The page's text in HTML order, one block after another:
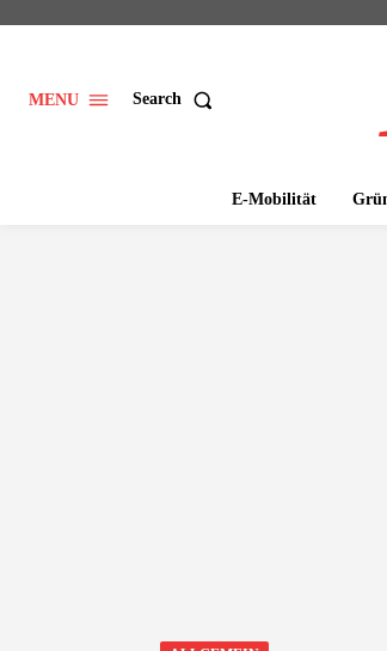
MENU Search
E-Mobilität